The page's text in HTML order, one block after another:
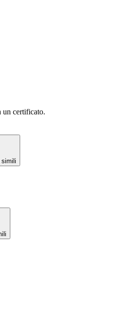
un certificato.
simili